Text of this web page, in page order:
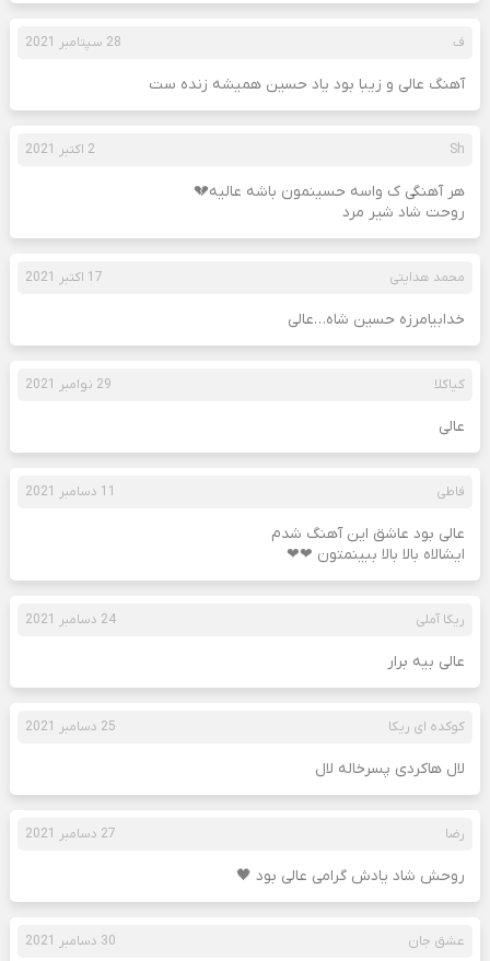
ف 28 سپتامبر 2021
آهنگ عالی و زیبا بود یاد حسین همیشه زنده ست
Sh 2 اکتبر 2021
هر آهنگی ک واسه حسینمون باشه عالیه💔
روحت شاد شیر مرد
محمد هدایتی 17 اکتبر 2021
خدابیامرزه حسین شاه…عالی
کیاکلا 29 نوامبر 2021
عالی
فاطی 11 دسامبر 2021
عالی بود عاشق این آهنگ شدم
ایشالاه بالا بالا ببینمتون ❤❤
ریکا آملی 24 دسامبر 2021
عالی بیه برار
کوکده ای ریکا 25 دسامبر 2021
لال هاکردی پسرخاله لال
رضا 27 دسامبر 2021
روحش شاد یادش گرامی عالی بود 🖤
عشق جان 30 دسامبر 2021